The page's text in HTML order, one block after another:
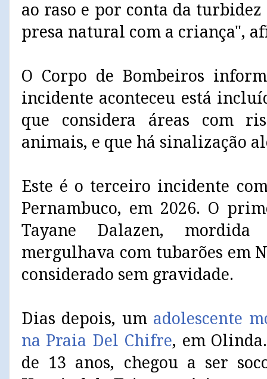
ao raso e por conta da
presa natural com a criança",
O Corpo de Bombeiros
incidente aconteceu está
que considera áreas com
animais, e que há sinalização
Este é o terceiro incidente
Pernambuco, em 2026. O
Tayane Dalazen,
mergulhava com tubarões em
considerado sem gravidade.
Dias depois, um adolescente
na Praia Del Chifre, em
de 13 anos, chegou a ser